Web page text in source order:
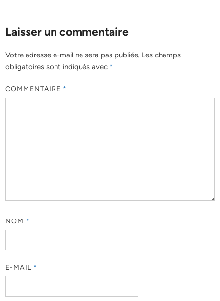
Laisser un commentaire
Votre adresse e-mail ne sera pas publiée. Les champs
obligatoires sont indiqués avec *
COMMENTAIRE *
NOM *
E-MAIL *